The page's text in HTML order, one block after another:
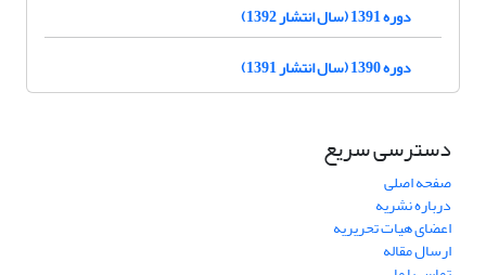
دوره 1391 (سال انتشار 1392)
دوره 1390 (سال انتشار 1391)
دسترسی سریع
صفحه اصلی
درباره نشریه
اعضای هیات تحریریه
ارسال مقاله